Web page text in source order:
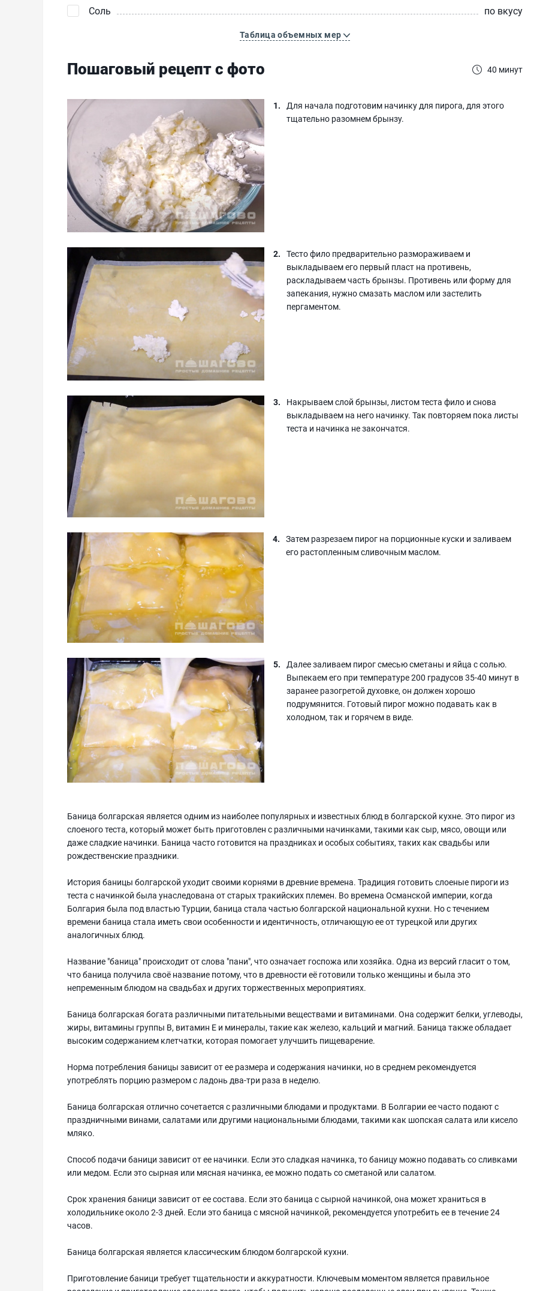
Соль
по вкусу
Таблица объемных мер
Пошаговый рецепт с фото 40 минут
Для начала подготовим начинку для пирога, для этого
тщательно разомнем брынзу.
Тесто фило предварительно размораживаем и
выкладываем его первый пласт на противень,
раскладываем часть брынзы. Противень или форму для
запекания, нужно смазать маслом или застелить
пергаментом.
Накрываем слой брынзы, листом теста фило и снова
выкладываем на него начинку. Так повторяем пока листы
теста и начинка не закончатся.
Затем разрезаем пирог на порционные куски и заливаем
его растопленным сливочным маслом.
Далее заливаем пирог смесью сметаны и яйца с солью.
Выпекаем его при температуре 200 градусов 35-40 минут в
заранее разогретой духовке, он должен хорошо
подрумянится. Готовый пирог можно подавать как в
холодном, так и горячем в виде.
Баница болгарская является одним из наиболее популярных и известных блюд в болгарской кухне. Это пирог из
слоеного теста, который может быть приготовлен с различными начинками, такими как сыр, мясо, овощи или
даже сладкие начинки. Баница часто готовится на праздниках и особых событиях, таких как свадьбы или
рождественские праздники.
История баницы болгарской уходит своими корнями в древние времена. Традиция готовить слоеные пироги из
теста с начинкой была унаследована от старых тракийских племен. Во времена Османской империи, когда
Болгария была под властью Турции, баница стала частью болгарской национальной кухни. Но с течением
времени баница стала иметь свои особенности и идентичность, отличающую ее от турецкой или других
аналогичных блюд.
Название "баница" происходит от слова "пани", что означает госпожа или хозяйка. Одна из версий гласит о том,
что баница получила своё название потому, что в древности её готовили только женщины и была это
непременным блюдом на свадьбах и других торжественных мероприятиях.
Баница болгарская богата различными питательными веществами и витаминами. Она содержит белки, углеводы,
жиры, витамины группы В, витамин Е и минералы, такие как железо, кальций и магний. Баница также обладает
высоким содержанием клетчатки, которая помогает улучшить пищеварение.
Норма потребления баницы зависит от ее размера и содержания начинки, но в среднем рекомендуется
употреблять порцию размером с ладонь два-три раза в неделю.
Баница болгарская отлично сочетается с различными блюдами и продуктами. В Болгарии ее часто подают с
праздничными винами, салатами или другими национальными блюдами, такими как шопская салата или кисело
мляко.
Способ подачи баници зависит от ее начинки. Если это сладкая начинка, то баницу можно подавать со сливками
или медом. Если это сырная или мясная начинка, ее можно подать со сметаной или салатом.
Срок хранения баници зависит от ее состава. Если это баница с сырной начинкой, она может храниться в
холодильнике около 2-3 дней. Если это баница с мясной начинкой, рекомендуется употребить ее в течение 24
часов.
Баница болгарская является классическим блюдом болгарской кухни.
Приготовление баници требует тщательности и аккуратности. Ключевым моментом является правильное